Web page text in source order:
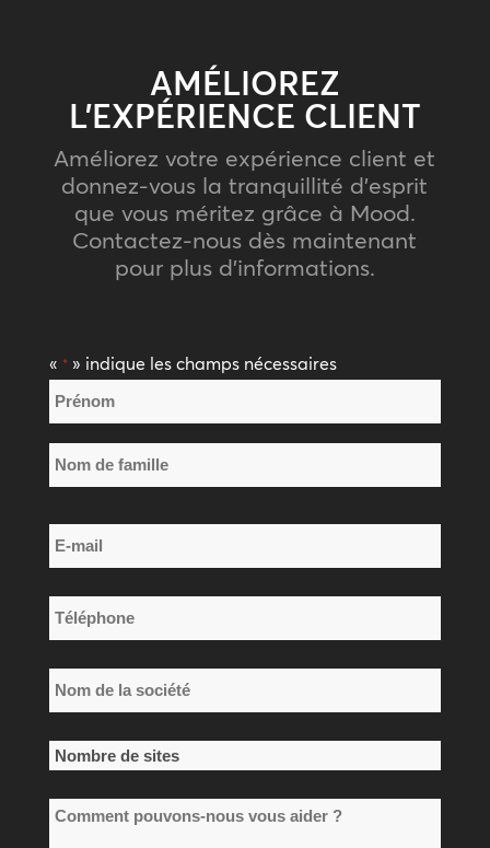
AMÉLIOREZ
L’EXPÉRIENCE CLIENT
Améliorez votre expérience client et
donnez-vous la tranquillité d’esprit
que vous méritez grâce à Mood.
Contactez-nous dès maintenant
pour plus d’informations.
« *» indique les champs nécessaires
Nom
*
Prénom
de
E-
mail
*
Téléphone
*
Nom
de
la
société
*
Nombre
sites
Comment